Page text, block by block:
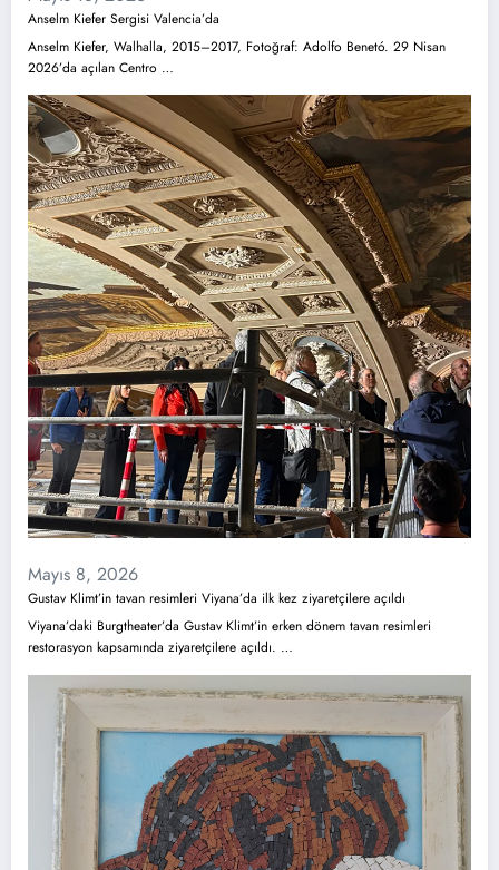
Anselm Kiefer Sergisi Valencia’da
Anselm Kiefer, Walhalla, 2015–2017, Fotoğraf: Adolfo Benetó. 29 Nisan
2026’da açılan Centro …
Mayıs 8, 2026
Gustav Klimt’in tavan resimleri Viyana’da ilk kez ziyaretçilere açıldı
Viyana’daki Burgtheater’da Gustav Klimt’in erken dönem tavan resimleri
restorasyon kapsamında ziyaretçilere açıldı. …